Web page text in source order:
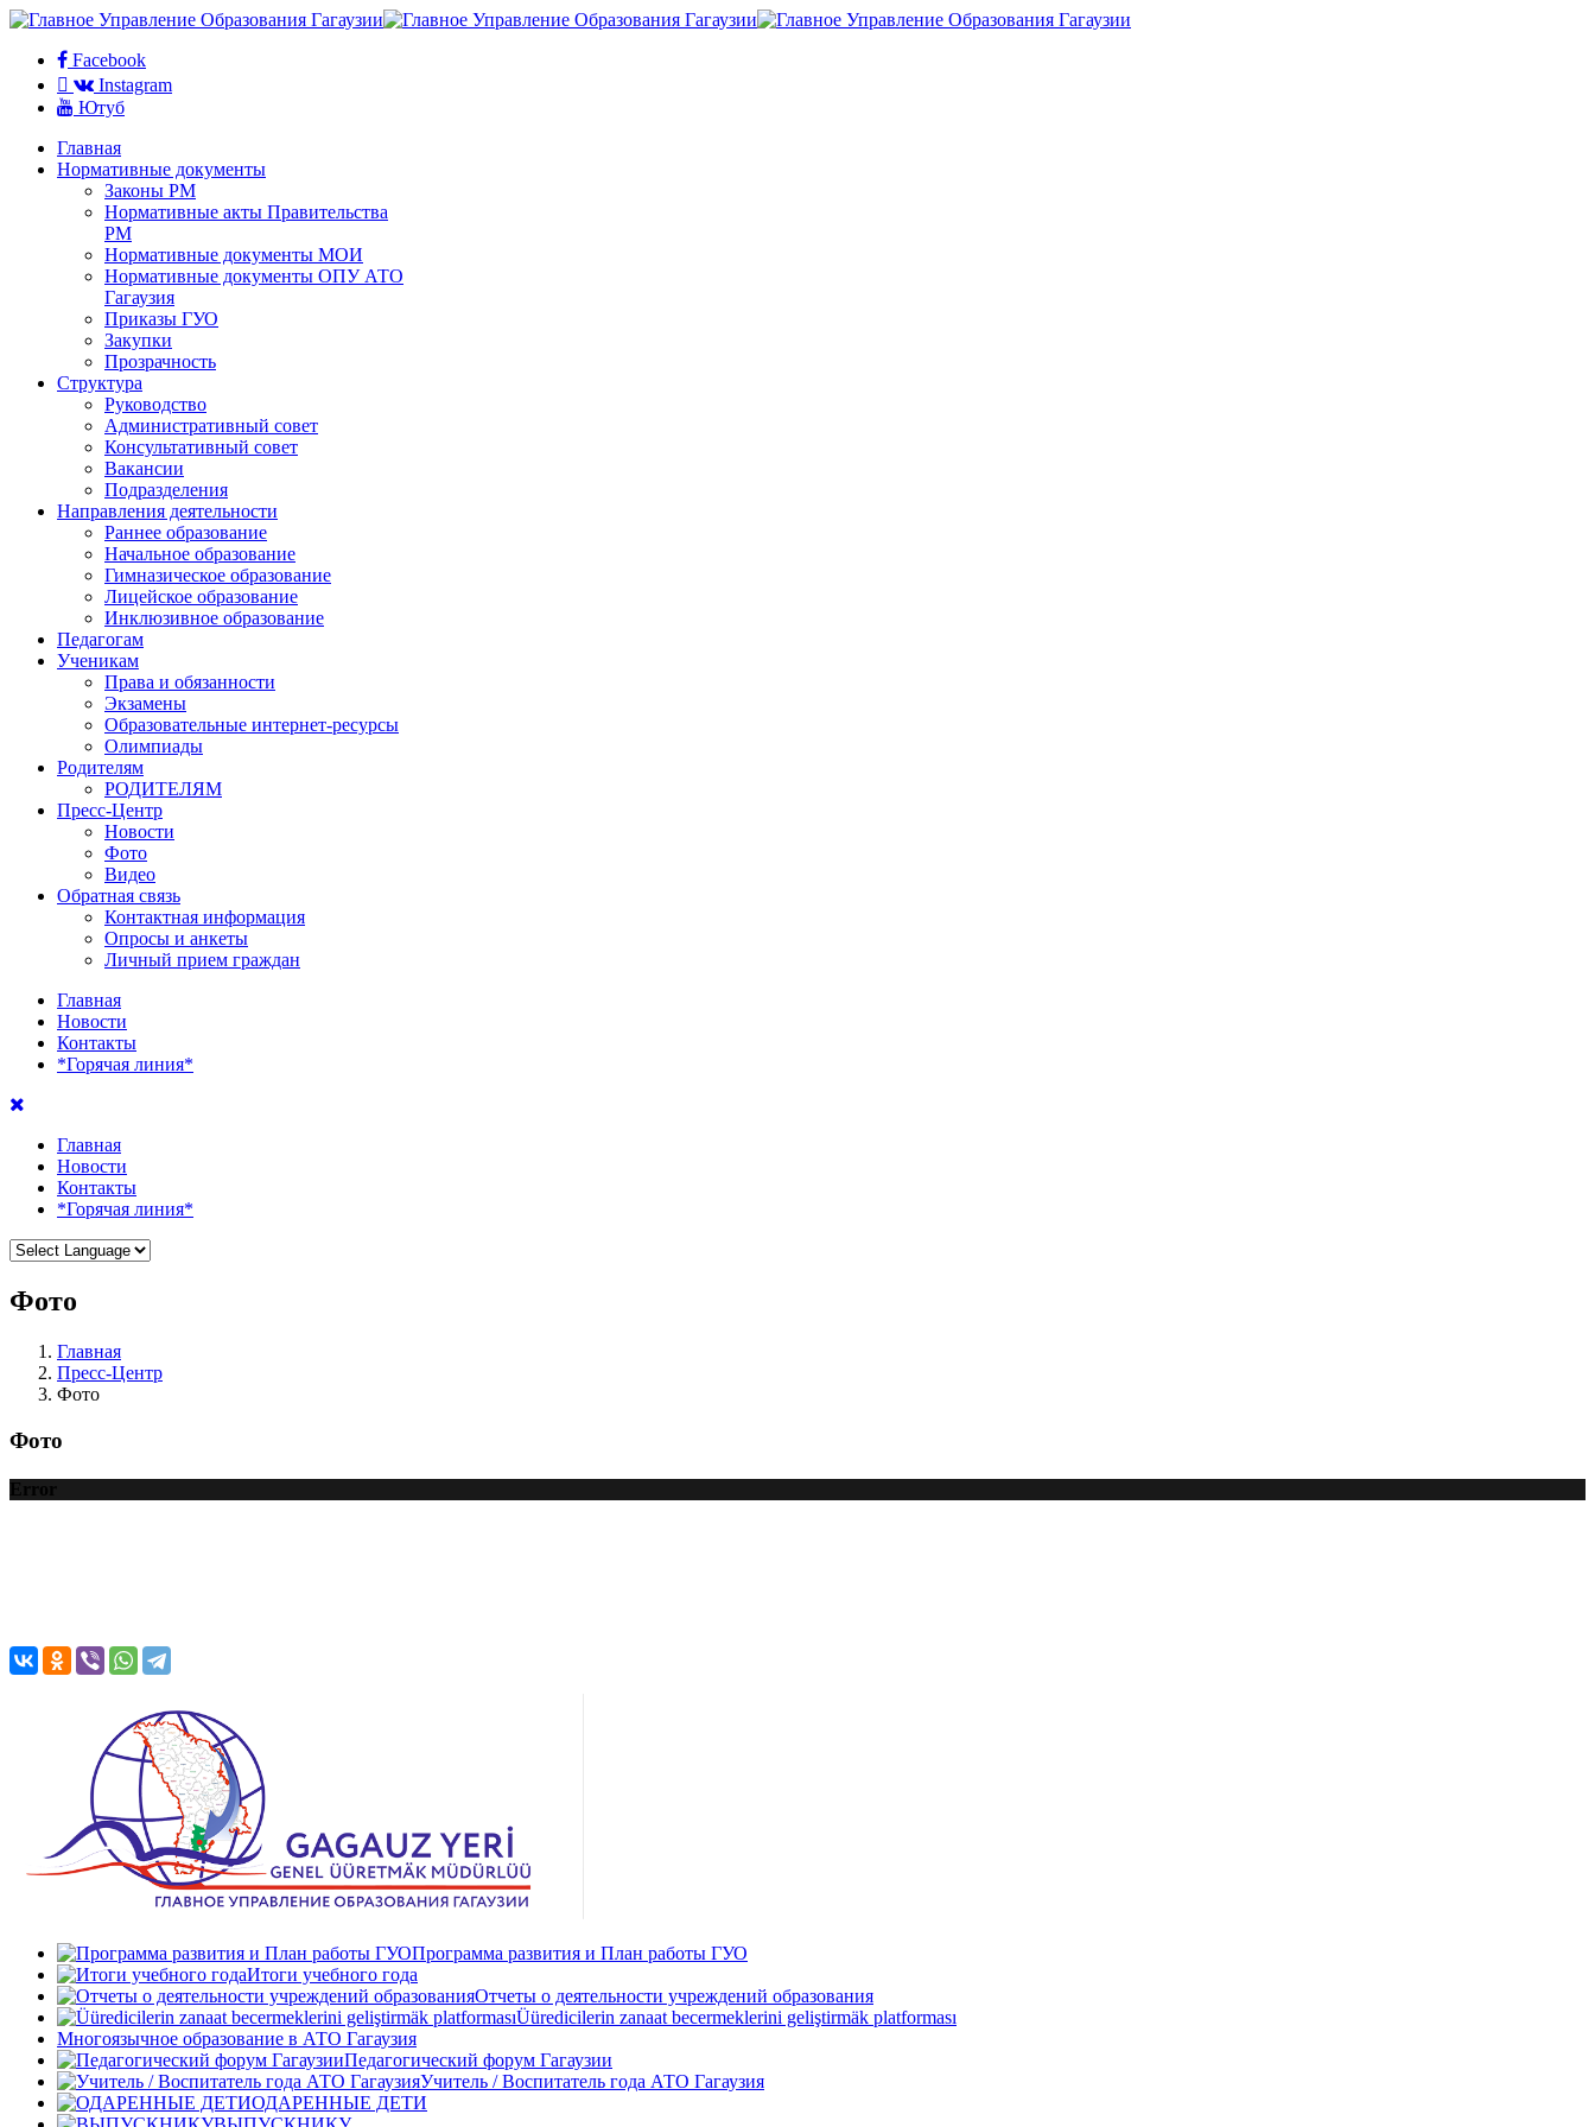
Facebook
Instagram
Ютуб
Главная
Нормативные документы
Законы РМ
Нормативные акты Правительства
РМ
Нормативные документы МОИ
Нормативные документы ОПУ АТО
Гагаузия
Приказы ГУО
Закупки
Прозрачность
Структура
Руководство
Административный совет
Консультативный совет
Вакансии
Подразделения
Направления деятельности
Раннее образование
Начальное образование
Гимназическое образование
Лицейское образование
Инклюзивное образование
Педагогам
Ученикам
Права и обязанности
Экзамены
Образовательные интернет-ресурсы
Олимпиады
Родителям
РОДИТЕЛЯМ
Пресс-Центр
Новости
Фото
Видео
Обратная связь
Контактная информация
Опросы и анкеты
Личный прием граждан
Главная
Новости
Контакты
*Горячая линия*
Главная
Новости
Контакты
*Горячая линия*
Фото
Главная
Пресс-Центр
Фото
Фото
Error
Программа развития и План работы ГУО
Итоги учебного года
Отчеты о деятельности учреждений образования
Üüredicilerin zanaat becermeklerini geliştirmäk platforması
Многоязычное образование в АТО Гагаузия
Педагогический форум Гагаузии
Учитель / Воспитатель года АТО Гагаузия
ОДАРЕННЫЕ ДЕТИ